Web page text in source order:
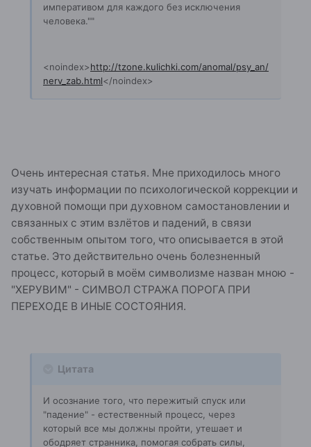
императивом для каждого без исключения
человека.""
<noindex>http://tzone.kulichki.com/anomal/psy_an/
nerv_zab.html</noindex>
Очень интересная статья. Мне приходилось много
изучать информации по психологической коррекции и
духовной помощи при духовном самостановлении и
связанных с этим взлётов и падений, в связи
собственным опытом того, что описывается в этой
статье. Это действительно очень болезненный
процесс, который в моём символизме назван мною -
"ХЕРУВИМ" - СИМВОЛ СТРАЖА ПОРОГА ПРИ
ПЕРЕХОДЕ В ИНЫЕ СОСТОЯНИЯ.
Цитата
И осознание того, что пережитый спуск или
"падение" - естественный процесс, через
который все мы должны пройти, утешает и
ободряет странника, помогая собрать силы,